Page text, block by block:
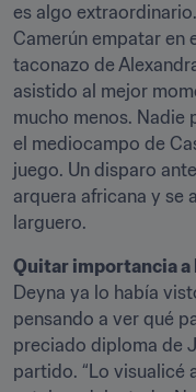
es algo
Camerún empatar en
taconazo de
asistido al mejor
mucho menos. Nadie
el mediocampo de
juego. Un disparo
arquera africana y se
larguero.
Quitar importancia a
Deyna ya lo había
pensando a ver qué
preciado diploma de
partido. “Lo visualicé